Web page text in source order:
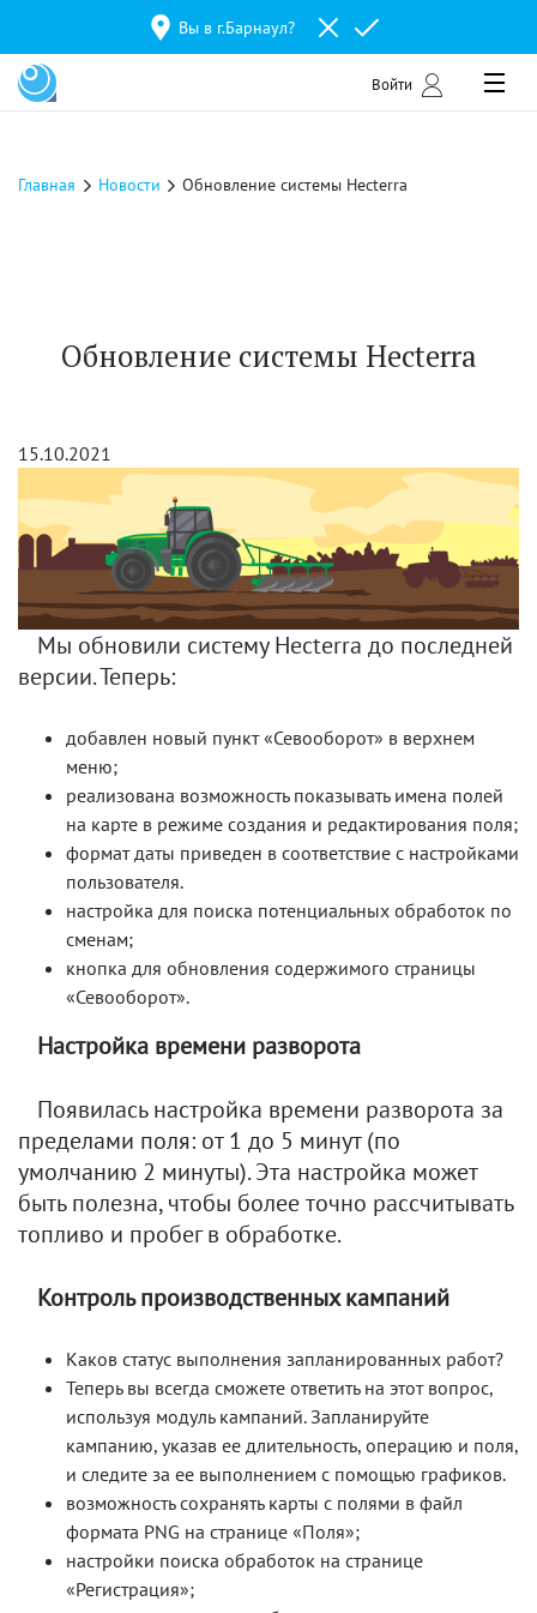
Вы в г.Барнаул?
Войти
Главная Новости Обновление системы Hecterra
Обновление системы Hecterra
15.10.2021
Мы обновили систему Hecterra до последней
версии. Теперь:
добавлен новый пункт «Севооборот» в верхнем
меню;
реализована возможность показывать имена полей
на карте в режиме создания и редактирования поля;
формат даты приведен в соответствие с настройками
пользователя.
настройка для поиска потенциальных обработок по
сменам;
кнопка для обновления содержимого страницы
«Севооборот».
Настройка времени разворота
Появилась настройка времени разворота за
пределами поля: от 1 до 5 минут (по
умолчанию 2 минуты). Эта настройка может
быть полезна, чтобы более точно рассчитывать
топливо и пробег в обработке.
Контроль производственных кампаний
Каков статус выполнения запланированных работ?
Теперь вы всегда сможете ответить на этот вопрос,
используя модуль кампаний. Запланируйте
кампанию, указав ее длительность, операцию и поля,
и следите за ее выполнением с помощью графиков.
возможность сохранять карты с полями в файл
формата PNG на странице «Поля»;
настройки поиска обработок на странице
«Регистрация»;